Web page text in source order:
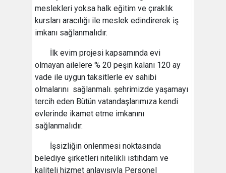
meslekleri yoksa halk eğitim ve çıraklık
kursları aracılığı ile meslek edindirerek iş
imkanı sağlanmalıdır.
İlk evim projesi kapsamında evi
olmayan ailelere % 20 peşin kalanı 120 ay
vade ile uygun taksitlerle ev sahibi
olmalarını sağlanmalı. şehrimizde yaşamayı
tercih eden Bütün vatandaşlarımıza kendi
evlerinde ikamet etme imkanını
sağlanmalıdır.
İşsizliğin önlenmesi noktasında
belediye şirketleri nitelikli istihdam ve
kaliteli hizmet anlayışıyla Personel